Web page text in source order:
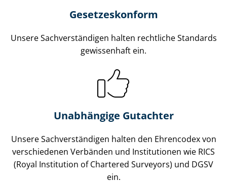
Gesetzes­konform
Unsere Sach­ver­stän­di­gen halten rechtliche Standards
gewissenhaft ein.
Unabhängige Gutachter
Unsere Sach­ver­stän­di­gen halten den Ehrencodex von
verschiedenen Verbänden und Institutionen wie RICS
(Royal Institution of Chartered Surveyors) und DGSV
ein.